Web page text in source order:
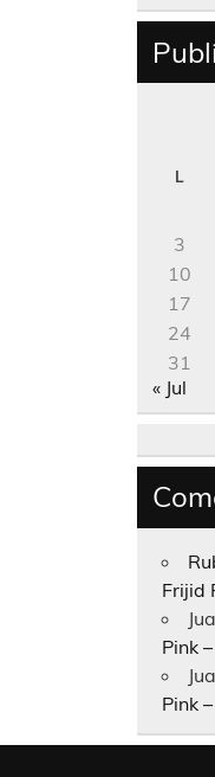
L
3
10
17
24
31
« Jul
Frijid
Pink
Pink